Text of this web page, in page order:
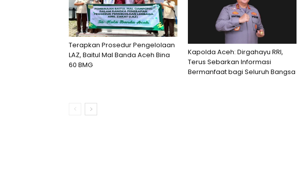
Terapkan Prosedur Pengelolaan
LAZ, Baitul Mal Banda Aceh Bina
60 BMG
Kapolda Aceh: Dirgahayu RRI,
Terus Sebarkan Informasi
Bermanfaat bagi Seluruh Bangsa